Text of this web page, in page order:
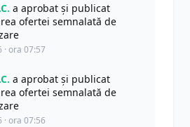
a aprobat și publicat
ofertei semnalată de
· ora 07:57
a aprobat și publicat
ofertei semnalată de
ora 07:56